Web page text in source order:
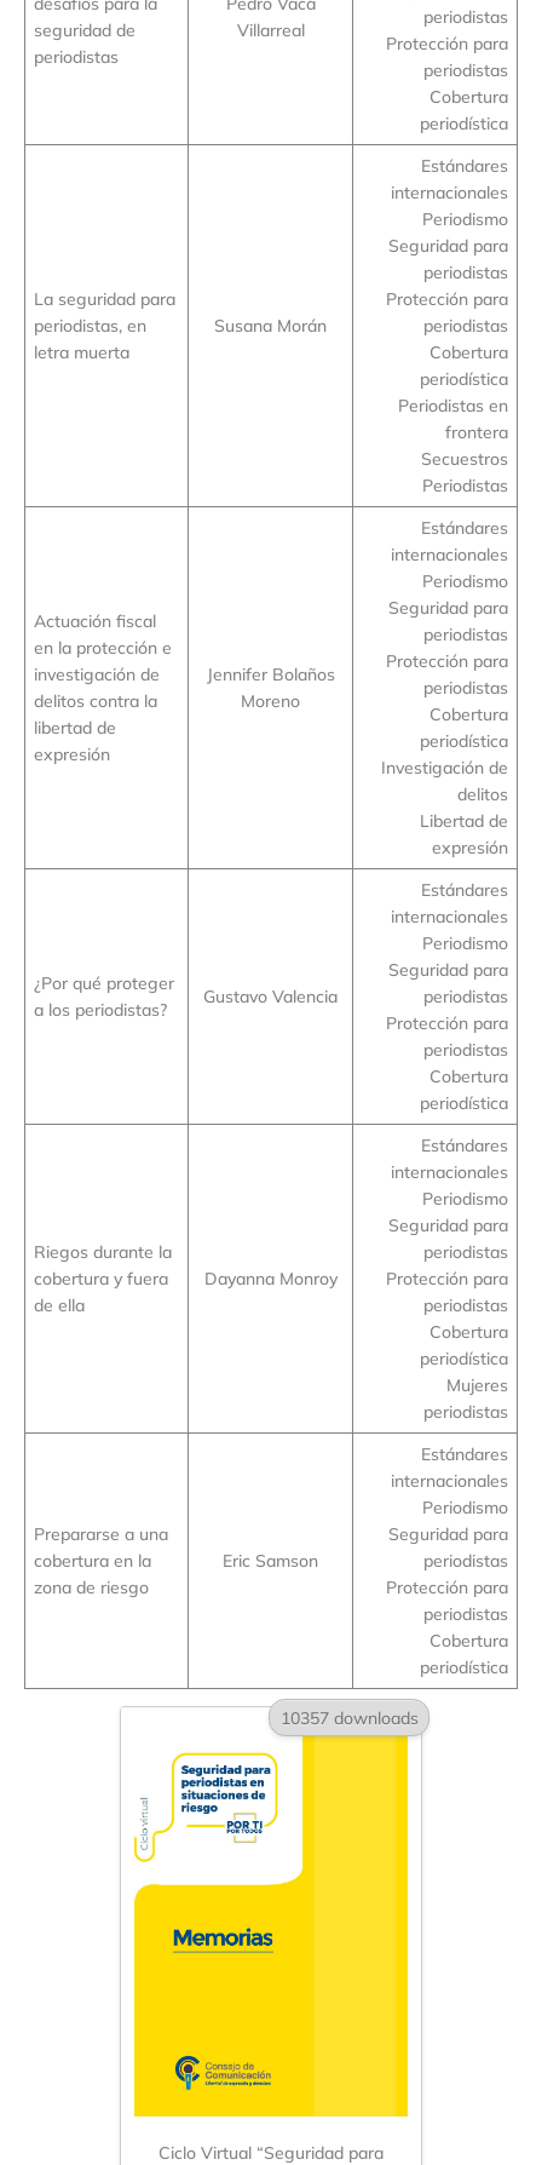
seguridad de
periodistas
Villarreal
periodistas
Protección para
periodistas
Cobertura
periodística
La seguridad para
periodistas, en
letra muerta
Susana Morán
Estándares
internacionales
Periodismo
Seguridad para
periodistas
Protección para
periodistas
Cobertura
periodística
Periodistas en
frontera
Secuestros
Periodistas
Actuación fiscal
en la protección e
investigación de
delitos contra la
libertad de
expresión
Jennifer Bolaños
Moreno
Estándares
internacionales
Periodismo
Seguridad para
periodistas
Protección para
periodistas
Cobertura
periodística
Investigación de
delitos
Libertad de
expresión
¿Por qué proteger
a los periodistas?
Gustavo Valencia
Estándares
internacionales
Periodismo
Seguridad para
periodistas
Protección para
periodistas
Cobertura
periodística
Riegos durante la
cobertura y fuera
de ella
Dayanna Monroy
Estándares
internacionales
Periodismo
Seguridad para
periodistas
Protección para
periodistas
Cobertura
periodística
Mujeres
periodistas
Prepararse a una
cobertura en la
zona de riesgo
Eric Samson
Estándares
internacionales
Periodismo
Seguridad para
periodistas
Protección para
periodistas
Cobertura
periodística
10357 downloads
Ciclo Virtual “Seguridad para